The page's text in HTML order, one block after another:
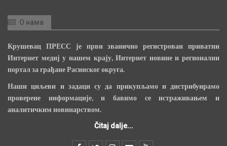
О нама
Крушевац ПРЕСС је први званично регистрован приватни
Интернет медиј у нашем крају, Интернет новине и регионални
портал за грађане Расинског округа.
Наши циљеви и задаци су да прикупљамо и дистрибуирамо
проверене информације, и бавимо се истраживањем и
аналитичким новинарством.
Čitaj dalje...